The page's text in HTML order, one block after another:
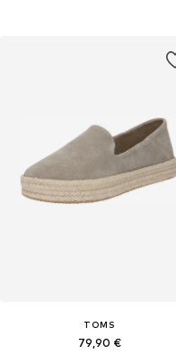
TOMS
79,90 €